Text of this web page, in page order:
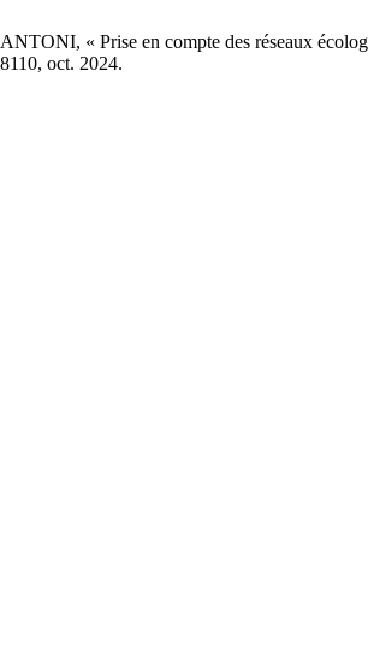
« Prise en compte des réseaux
oct. 2024.